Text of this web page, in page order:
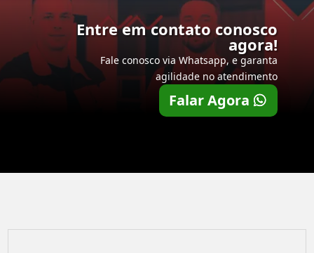
Entre em contato conosco
agora!
Fale conosco via Whatsapp, e garanta
agilidade no atendimento
Falar Agora